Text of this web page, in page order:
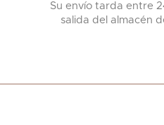
Su envío tarda entre
salida del almacén